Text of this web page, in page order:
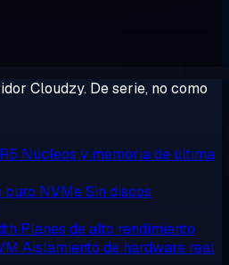
Cloudzy. De serie, no como
Núcleos y memoria de última
puro NVMeSin discos
Planes de alto rendimiento
Aislamiento de hardware real